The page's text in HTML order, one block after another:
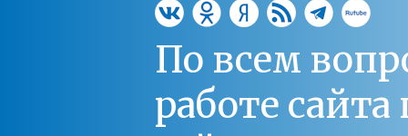
По всем
работе